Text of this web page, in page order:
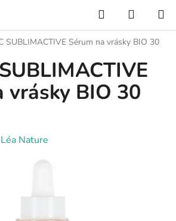
Hledat
KOŠÍK
SUBLIMACTIVE Sérum na vrásky BIO 30
vrásky BIO 30
Nature